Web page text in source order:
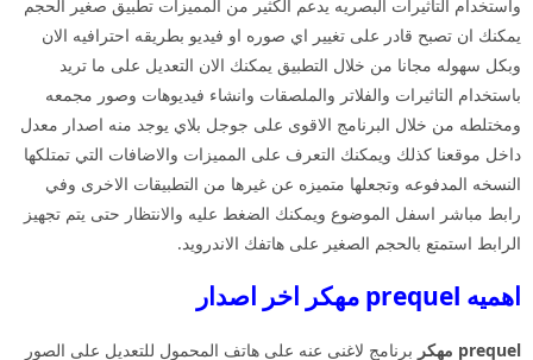
واستخدام التاثيرات البصريه يدعم الكثير من المميزات تطبيق صغير الحجم
يمكنك ان تصبح قادر على تغيير اي صوره او فيديو بطريقه احترافيه الان
وبكل سهوله مجانا من خلال التطبيق يمكنك الان التعديل على ما تريد
باستخدام التاثيرات والفلاتر والملصقات وانشاء فيديوهات وصور مجمعه
ومختلطه من خلال البرنامج الاقوى على جوجل بلاي يوجد منه اصدار معدل
داخل موقعنا كذلك ويمكنك التعرف على المميزات والاضافات التي تمتلكها
النسخه المدفوعه وتجعلها متميزه عن غيرها من التطبيقات الاخرى وفي
رابط مباشر اسفل الموضوع ويمكنك الضغط عليه والانتظار حتى يتم تجهيز
الرابط استمتع بالحجم الصغير على هاتفك الاندرويد.
اهميه prequel مهكر اخر اصدار
prequel مهكر
برنامج لاغنى عنه على هاتف المحمول للتعديل على الصور